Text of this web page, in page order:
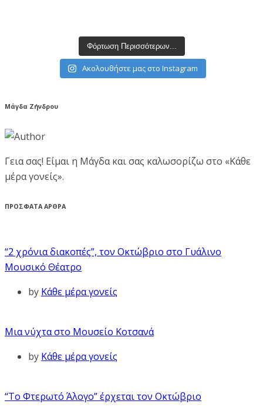
Φόρτωση Περισσότερων...
Ακολουθήστε μας στο Instagram
Μάγδα Ζήνδρου
Γεια σας! Είμαι η Μάγδα και σας καλωσορίζω στο «Κάθε
μέρα γονείς».
ΠΡΟΣΦΑΤΑ ΑΡΘΡΑ
“2 χρόνια διακοπές”, τον Οκτώβριο στο Γυάλινο
Μουσικό Θέατρο
by Κάθε μέρα γονείς
Μια νύχτα στο Μουσείο Κοτσανά
by Κάθε μέρα γονείς
“Το Φτερωτό Άλογο” έρχεται τον Οκτώβριο